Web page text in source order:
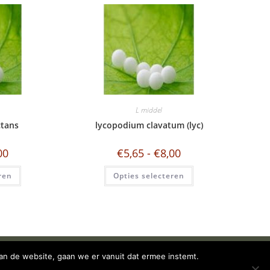
e
:
L middel
lycopodium clavatum (lyc)
€5,65 - €8,00
Opties selecteren
ACCOUNT ALGEMENE VOORWAARDEN
de website, gaan we er vanuit dat ermee instemt.